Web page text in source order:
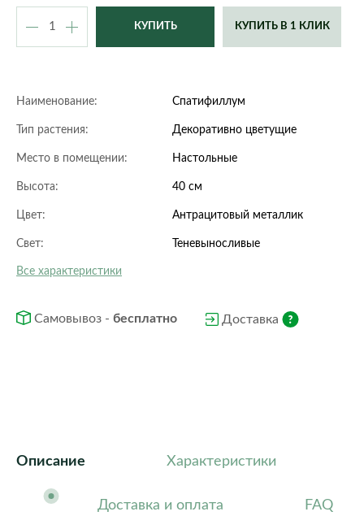
КУПИТЬ В 1 КЛИК
Наименование: Спатифиллум
Тип растения: Декоративно цветущие
Место в помещении: Настольные
Высота: 40 см
Цвет: Антрацитовый металлик
Свет: Теневыносливые
Все характеристики
Самовывоз - бесплатно Доставка
Описание Характеристики
Доставка и оплата FAQ